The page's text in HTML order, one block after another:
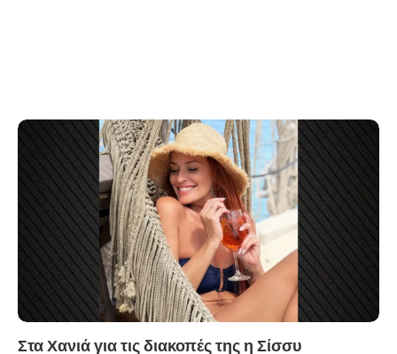
Στα Χανιά για τις διακοπές της η Σίσσυ